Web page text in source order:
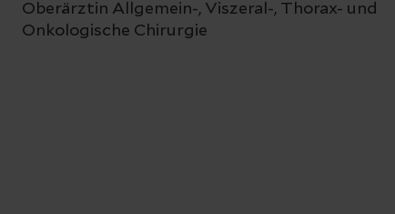
Oberärztin Allgemein-, Viszeral-, Thorax- und
Onkologische Chirurgie